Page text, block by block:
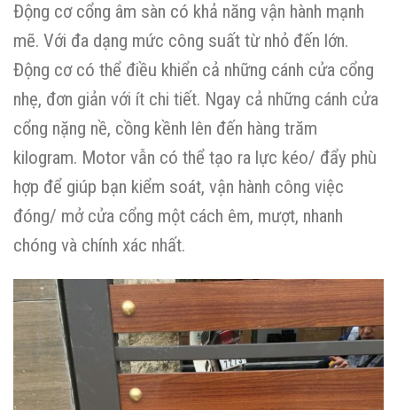
Động cơ cổng âm sàn có khả năng vận hành mạnh
mẽ. Với đa dạng mức công suất từ nhỏ đến lớn.
Động cơ có thể điều khiển cả những cánh cửa cổng
nhẹ, đơn giản với ít chi tiết. Ngay cả những cánh cửa
cổng nặng nề, cồng kềnh lên đến hàng trăm
kilogram. Motor vẫn có thể tạo ra lực kéo/ đẩy phù
hợp để giúp bạn kiểm soát, vận hành công việc
đóng/ mở cửa cổng một cách êm, mượt, nhanh
chóng và chính xác nhất.